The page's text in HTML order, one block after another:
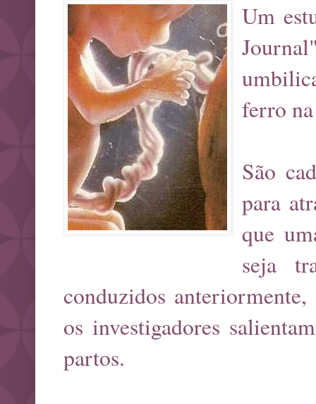
Um
ferro
São
para
que
seja
conduzidos
os investigadores
partos.